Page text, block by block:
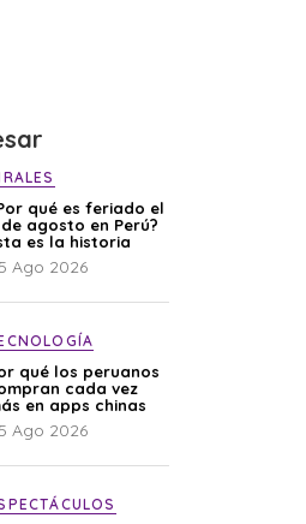
qué es feriado el
agosto en Perú?
es la historia
Ago 2026
qué los peruanos
cada vez
en apps chinas
Ago 2026